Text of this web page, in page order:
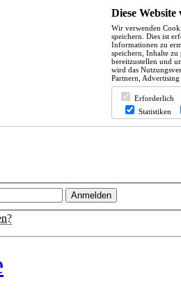
Diese
Wir verwenden
speichern. Dies ist
Informationen zu
speichern, Inhalte
bereitzustellen und
wird das
Partnern,
Erforderlich
Statistiken